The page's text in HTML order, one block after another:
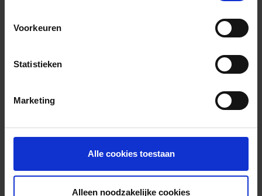
Voorkeuren
Statistieken
Marketing
Alle cookies toestaan
Alleen noodzakelijke cookies